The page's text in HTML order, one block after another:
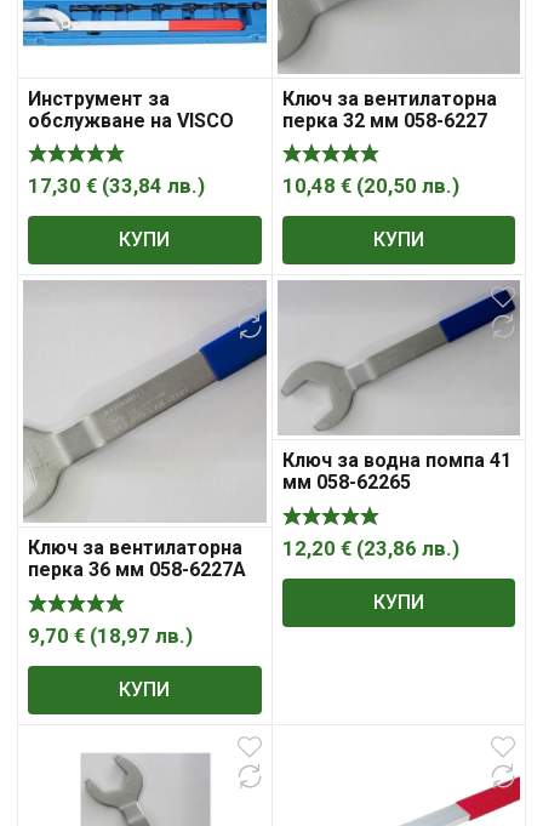
Инструмент за
обслужване на VISCO
вентилатора, MG50602
17,30 € (33,84 лв.)
КУПИ
Ключ за вентилаторна
перка 32 мм 058-6227
10,48 € (20,50 лв.)
КУПИ
Ключ за вентилаторна
перка 36 мм 058-6227А
9,70 € (18,97 лв.)
КУПИ
Ключ за водна помпа 41
мм 058-62265
12,20 € (23,86 лв.)
КУПИ